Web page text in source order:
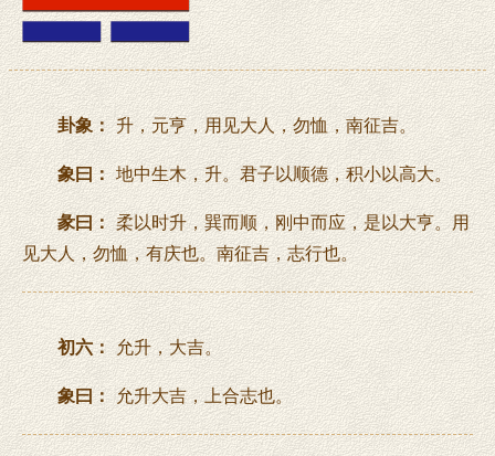
卦象：升，元亨，用见大人，勿恤，南征吉。
象曰：地中生木，升。君子以顺德，积小以高大。
彖曰：柔以时升，巽而顺，刚中而应，是以大亨。用
见大人，勿恤，有庆也。南征吉，志行也。
初六：允升，大吉。
象曰： 允升大吉，上合志也。